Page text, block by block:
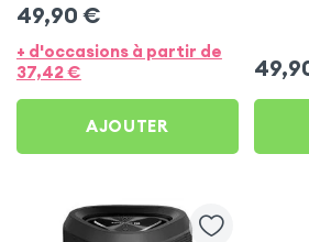
49,90 €
+ d'occasions à partir de
37,42€
AJOUTER